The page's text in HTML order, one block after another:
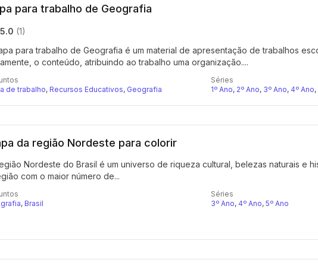
para trabalho de Geografia
5.0 (1)
para trabalho de Geografia é um material de apresentação de trabalhos
o conteúdo, atribuindo ao trabalho uma organização....
de trabalho, Recursos Educativos, Geografia
Séries
1º Ano, 2º Ano, 3º Ano, 4º Ano,
da região Nordeste para colorir
Nordeste do Brasil é um universo de riqueza cultural, belezas naturais e
com o maior número de...
, Brasil
Séries
3º Ano, 4º Ano, 5º Ano